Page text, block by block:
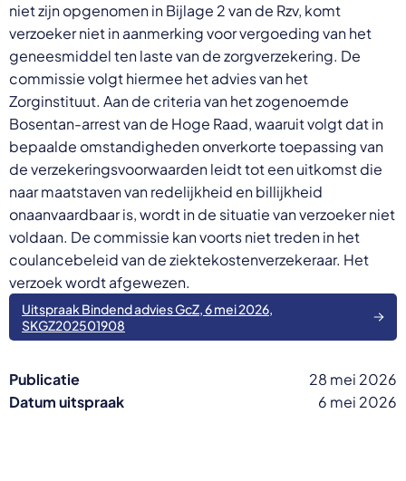
niet zijn opgenomen in Bijlage 2 van de Rzv, komt
verzoeker niet in aanmerking voor vergoeding van het
geneesmiddel ten laste van de zorgverzekering. De
commissie volgt hiermee het advies van het
Zorginstituut. Aan de criteria van het zogenoemde
Bosentan-arrest van de Hoge Raad, waaruit volgt dat in
bepaalde omstandigheden onverkorte toepassing van
de verzekeringsvoorwaarden leidt tot een uitkomst die
naar maatstaven van redelijkheid en billijkheid
onaanvaardbaar is, wordt in de situatie van verzoeker niet
voldaan. De commissie kan voorts niet treden in het
coulancebeleid van de ziektekostenverzekeraar. Het
verzoek wordt afgewezen.
Uitspraak Bindend advies GcZ, 6 mei 2026,
SKGZ202501908
Publicatie
28 mei 2026
Datum uitspraak
6 mei 2026